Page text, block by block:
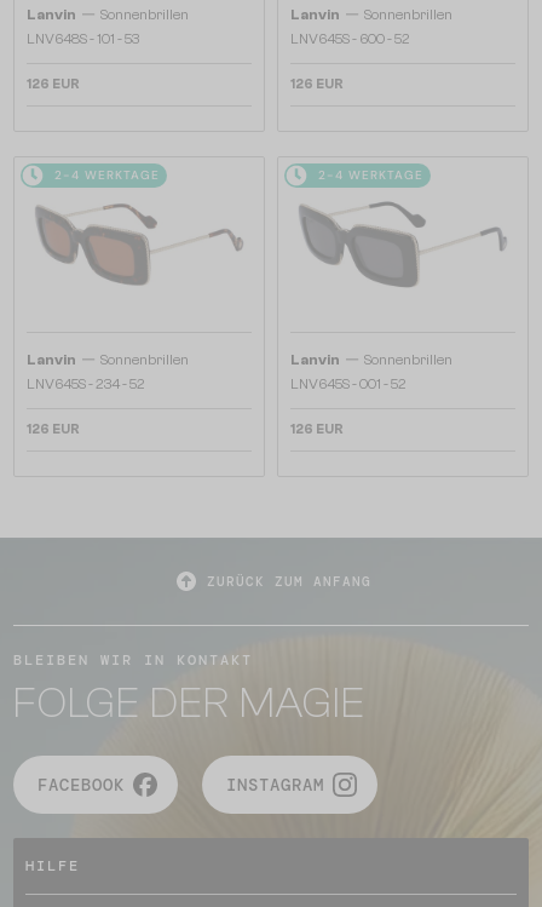
Lanvin — Sonnenbrillen
LNV648S - 101 - 53
126 EUR
Lanvin — Sonnenbrillen
LNV645S - 600 - 52
126 EUR
2-4 WERKTAGE
Lanvin — Sonnenbrillen
LNV645S - 234 - 52
126 EUR
2-4 WERKTAGE
Lanvin — Sonnenbrillen
LNV645S - 001 - 52
126 EUR
ZURÜCK ZUM ANFANG
BLEIBEN WIR IN KONTAKT
FOLGE DER MAGIE
FACEBOOK INSTAGRAM
HILFE